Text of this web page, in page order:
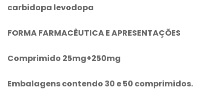
carbidopa levodopa
FORMA FARMACÊUTICA E APRESENTAÇÕES
Comprimido 25mg+250mg
Embalagens contendo 30 e 50 comprimidos.